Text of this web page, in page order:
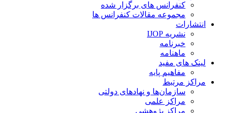
کنفرانس های برگزار شده
مجموعه مقالات کنفرانس ها
انتشارات
نشریه IJOP
خبرنامه
ماهنامه
لینک های مفید
مفاهیم پایه
مراکز مرتبط
سازمان‌ها و نهادهای دولتی
مراکز علمی
مراکز پژوهشی